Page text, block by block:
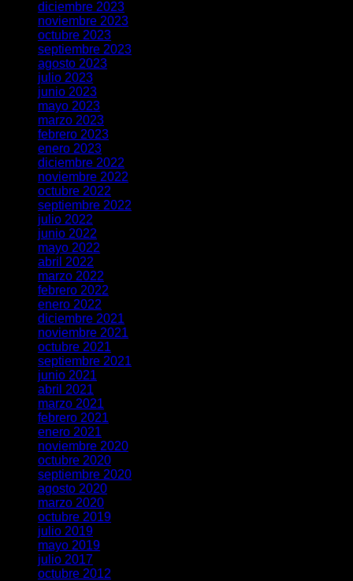
diciembre 2023
noviembre 2023
octubre 2023
septiembre 2023
agosto 2023
julio 2023
junio 2023
mayo 2023
marzo 2023
febrero 2023
enero 2023
diciembre 2022
noviembre 2022
octubre 2022
septiembre 2022
julio 2022
junio 2022
mayo 2022
abril 2022
marzo 2022
febrero 2022
enero 2022
diciembre 2021
noviembre 2021
octubre 2021
septiembre 2021
junio 2021
abril 2021
marzo 2021
febrero 2021
enero 2021
noviembre 2020
octubre 2020
septiembre 2020
agosto 2020
marzo 2020
octubre 2019
julio 2019
mayo 2019
julio 2017
octubre 2012